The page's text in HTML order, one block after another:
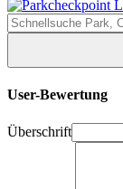
User-Bewertung
Überschrift